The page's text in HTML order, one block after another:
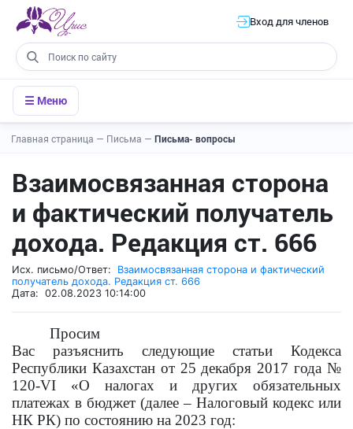
Вход для членов
☰ Меню
Главная страница — Письма — Письма- вопросы
Взаимосвязанная сторона
и фактический получатель
дохода. Редакция ст. 666
Исх. письмо/Ответ: Взаимосвязанная сторона и фактический
получатель дохода. Редакция ст. 666
Дата: 02.08.2023 10:14:00
Просим
Вас разъяснить следующие статьи Кодекса
Республики Казахстан от 25 декабря 2017 года №
120-VI «О налогах и других обязательных
платежах в бюджет (далее– Налоговый кодекс или
НК РК) по состоянию на 2023 год: